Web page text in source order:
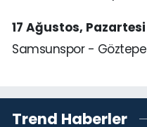
17 Ağustos, Pazartesi
Samsunspor - Göztepe
Trend Haberler